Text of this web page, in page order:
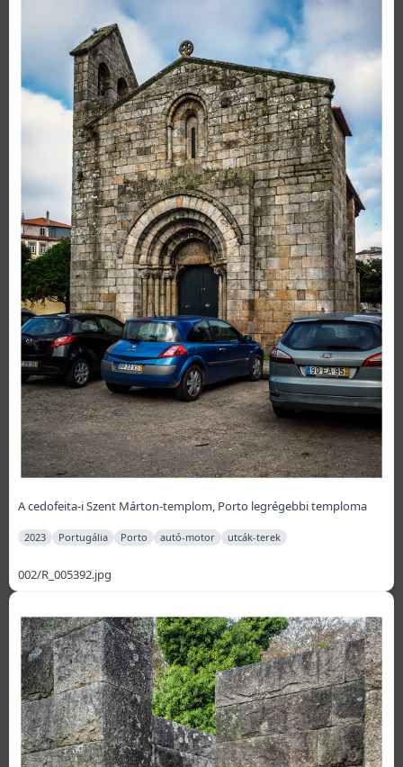
A cedofeita-i Szent Márton-templom, Porto legrégebbi temploma
2023 Portugália Porto autó-motor utcák-terek
002/R_005392.jpg